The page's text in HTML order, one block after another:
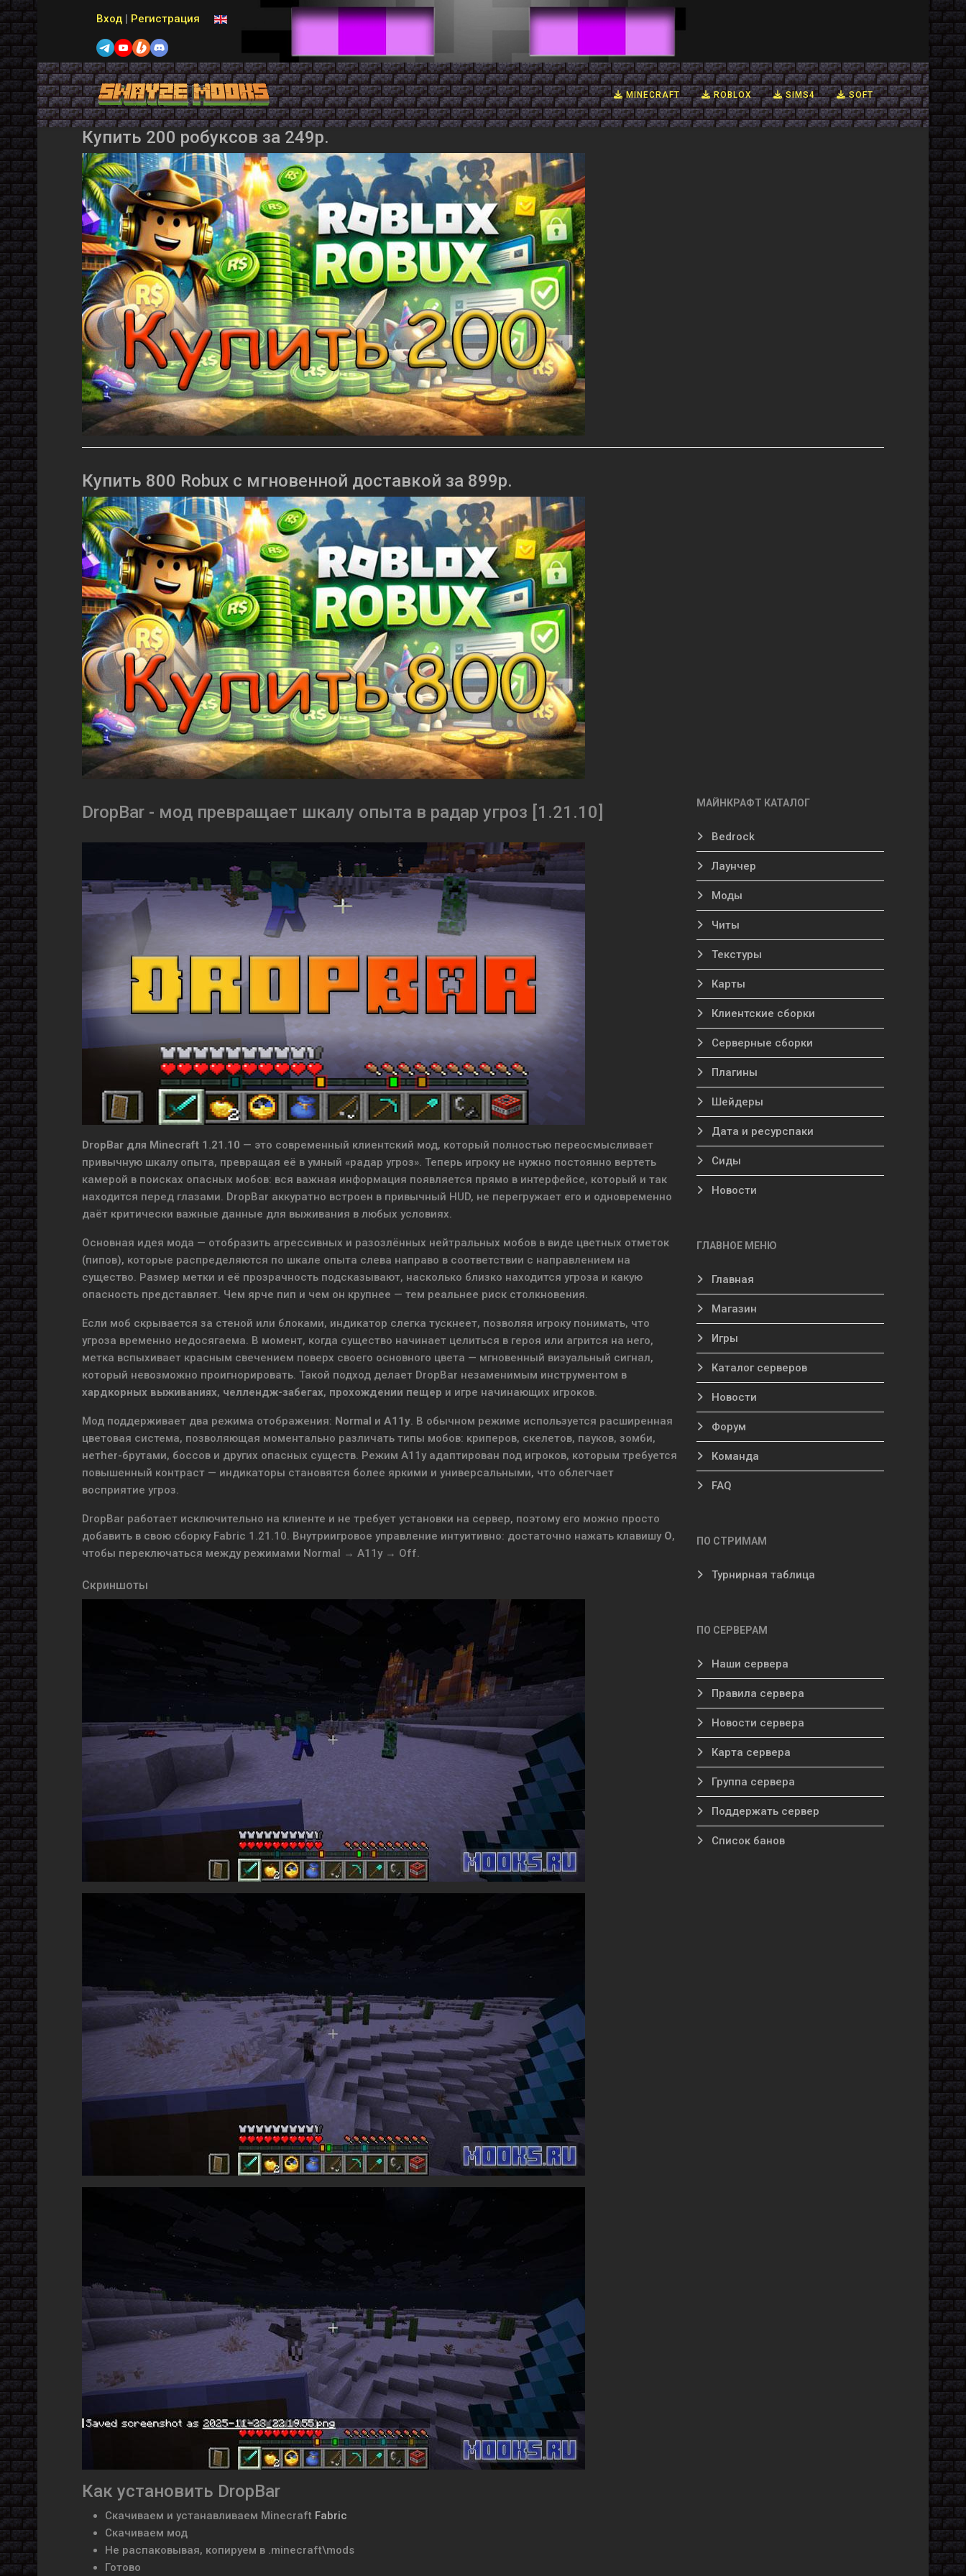
Вход | Регистрация Выберите язык
MINECRAFT ROBLOX SIMS4 SOFT
Купить 200 робуксов за 249р.
Купить 800 Robux с мгновенной доставкой за 899р.
DropBar - мод превращает шкалу опыта в радар угроз [1.21.10]
DropBar для Minecraft 1.21.10 — это современный клиентский мод, который полностью переосмысливает
привычную шкалу опыта, превращая её в умный «радар угроз». Теперь игроку не нужно постоянно вертеть
камерой в поисках опасных мобов: вся важная информация появляется прямо в интерфейсе, который и так
находится перед глазами. DropBar аккуратно встроен в привычный HUD, не перегружает его и одновременно
даёт критически важные данные для выживания в любых условиях.
Основная идея мода — отобразить агрессивных и разозлённых нейтральных мобов в виде цветных отметок
(пипов), которые распределяются по шкале опыта слева направо в соответствии с направлением на
существо. Размер метки и её прозрачность подсказывают, насколько близко находится угроза и какую
опасность представляет. Чем ярче пип и чем он крупнее — тем реальнее риск столкновения.
Если моб скрывается за стеной или блоками, индикатор слегка тускнеет, позволяя игроку понимать, что
угроза временно недосягаема. В момент, когда существо начинает целиться в героя или агрится на него,
метка вспыхивает красным свечением поверх своего основного цвета — мгновенный визуальный сигнал,
который невозможно проигнорировать. Такой подход делает DropBar незаменимым инструментом в
хардкорных выживаниях, челлендж-забегах, прохождении пещер и игре начинающих игроков.
Мод поддерживает два режима отображения: Normal и A11y. В обычном режиме используется расширенная
цветовая система, позволяющая моментально различать типы мобов: криперов, скелетов, пауков, зомби,
нетher-брутами, боссов и других опасных существ. Режим A11y адаптирован под игроков, которым требуется
повышенный контраст — индикаторы становятся более яркими и универсальными, что облегчает
восприятие угроз.
DropBar работает исключительно на клиенте и не требует установки на сервер, поэтому его можно просто
добавить в свою сборку Fabric 1.21.10. Внутриигровое управление интуитивно: достаточно нажать клавишу O,
чтобы переключаться между режимами Normal → A11y → Off.
Скриншоты
Как установить DropBar
Скачиваем и устанавливаем Minecraft Fabric
Скачиваем мод
Не распаковывая, копируем в .minecraft\mods
Готово
МАЙНКРАФТ КАТАЛОГ
Bedrock
Лаунчер
Моды
Читы
Текстуры
Карты
Клиентские сборки
Серверные сборки
Плагины
Шейдеры
Дата и ресурспаки
Сиды
Новости
ГЛАВНОЕ МЕНЮ
Главная
Магазин
Игры
Каталог серверов
Новости
Форум
Команда
FAQ
ПО СТРИМАМ
Турнирная таблица
ПО СЕРВЕРАМ
Наши сервера
Правила сервера
Новости сервера
Карта сервера
Группа сервера
Поддержать сервер
Список банов